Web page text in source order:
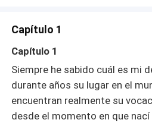
destino o tomará su propia
Capítulo 1
Capítulo 1
Siempre he sabido cuál es mi
durante años su lugar en el
encuentran realmente su
desde el momento en que